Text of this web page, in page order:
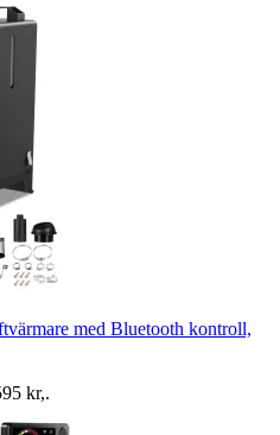
med Bluetooth kontroll,
kr,.